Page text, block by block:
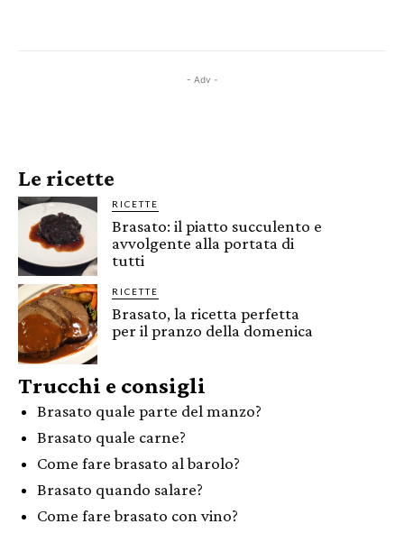
- Adv -
Le ricette
RICETTE
Brasato: il piatto succulento e
avvolgente alla portata di
tutti
RICETTE
Brasato, la ricetta perfetta
per il pranzo della domenica
Trucchi e consigli
Brasato quale parte del manzo?
Brasato quale carne?
Come fare brasato al barolo?
Brasato quando salare?
Come fare brasato con vino?